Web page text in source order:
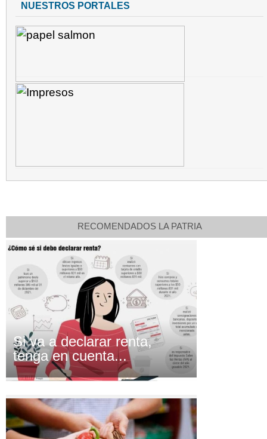
NUESTROS PORTALES
RECOMENDADOS LA PATRIA
Si va a declarar renta,
tenga en cuenta...